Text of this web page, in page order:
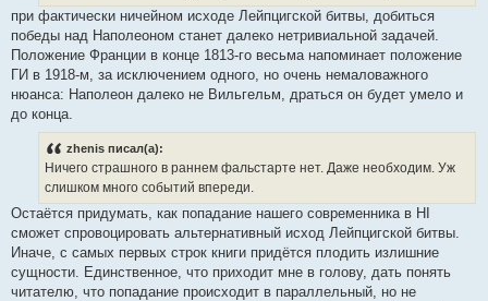
при фактически ничейном исходе Лейпцигской битвы, добиться
победы над Наполеоном станет далеко нетривиальной задачей.
Положение Франции в конце 1813-го весьма напоминает положение
ГИ в 1918-м, за исключением одного, но очень немаловажного
нюанса: Наполеон далеко не Вильгельм, драться он будет умело и
до конца.
zhenis писал(а):
Ничего страшного в раннем фальстарте нет. Даже необходим. Уж
слишком много событий впереди.
Остаётся придумать, как попадание нашего современника в НI
сможет спровоцировать альтернативный исход Лейпцигской битвы.
Иначе, с самых первых строк книги придётся плодить излишние
сущности. Единственное, что приходит мне в голову, дать понять
читателю, что попадание происходит в параллельный, но не